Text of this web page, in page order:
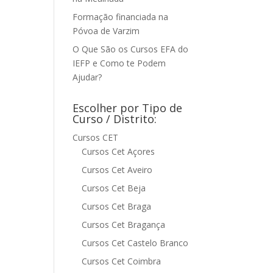
Formação financiada na
Póvoa de Varzim
O Que São os Cursos EFA do
IEFP e Como te Podem
Ajudar?
Escolher por Tipo de
Curso / Distrito:
Cursos CET
Cursos Cet Açores
Cursos Cet Aveiro
Cursos Cet Beja
Cursos Cet Braga
Cursos Cet Bragança
Cursos Cet Castelo Branco
Cursos Cet Coimbra